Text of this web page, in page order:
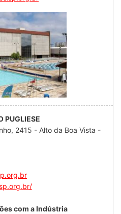
PUGLIESE
2415 - Alto da Boa Vista -
com a Indústria